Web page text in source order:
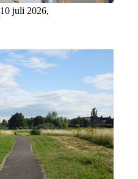
10 juli 2026,